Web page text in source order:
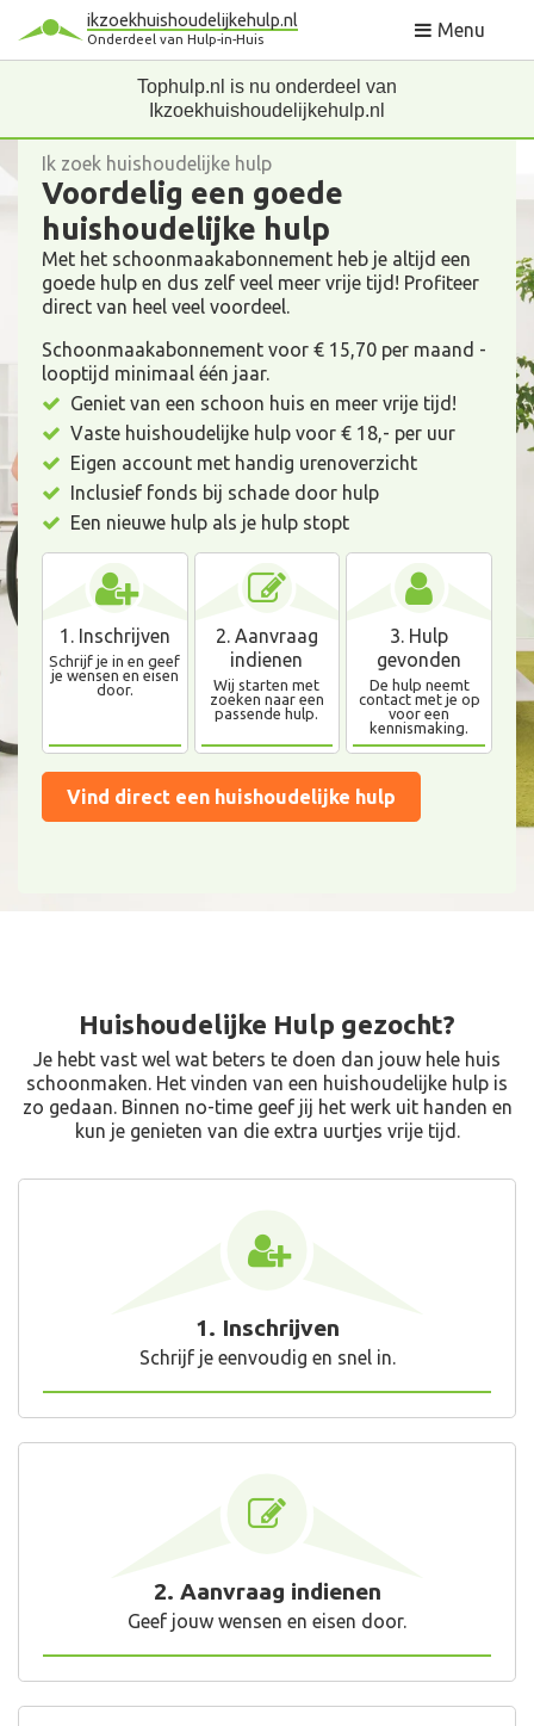
ikzoekhuishoudelijkehulp.nl
Onderdeel van Hulp-in-Huis Menu
Tophulp.nl is nu onderdeel van
Ikzoekhuishoudelijkehulp.nl
Ik zoek huishoudelijke hulp
Voordelig een goede
huishoudelijke hulp
Met het schoonmaakabonnement heb je altijd een
goede hulp en dus zelf veel meer vrije tijd! Profiteer
direct van heel veel voordeel.
Schoonmaakabonnement voor € 15,70 per maand -
looptijd minimaal één jaar.
Geniet van een schoon huis en meer vrije tijd!
Vaste huishoudelijke hulp voor € 18,- per uur
Eigen account met handig urenoverzicht
Inclusief fonds bij schade door hulp
Een nieuwe hulp als je hulp stopt
1. Inschrijven
Schrijf je in en geef
je wensen en eisen
door.
2. Aanvraag
indienen
Wij starten met
zoeken naar een
passende hulp.
3. Hulp
gevonden
De hulp neemt
contact met je op
voor een
kennismaking.
Vind direct een huishoudelijke hulp
Huishoudelijke Hulp gezocht?
Je hebt vast wel wat beters te doen dan jouw hele huis
schoonmaken. Het vinden van een huishoudelijke hulp is
zo gedaan. Binnen no-time geef jij het werk uit handen en
kun je genieten van die extra uurtjes vrije tijd.
1. Inschrijven
Schrijf je eenvoudig en snel in.
2. Aanvraag indienen
Geef jouw wensen en eisen door.